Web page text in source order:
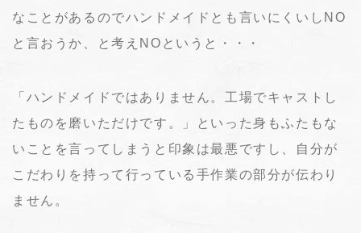
なことがあるのでハンドメイドとも言いにくいしNO
と言おうか、と考えNOというと・・・
「ハンドメイドではありません。工場でキャストし
たものを磨いただけです。」といった身もふたもな
いことを言ってしまうと印象は最悪ですし、自分が
こだわりを持って行っている手作業の部分が伝わり
ません。